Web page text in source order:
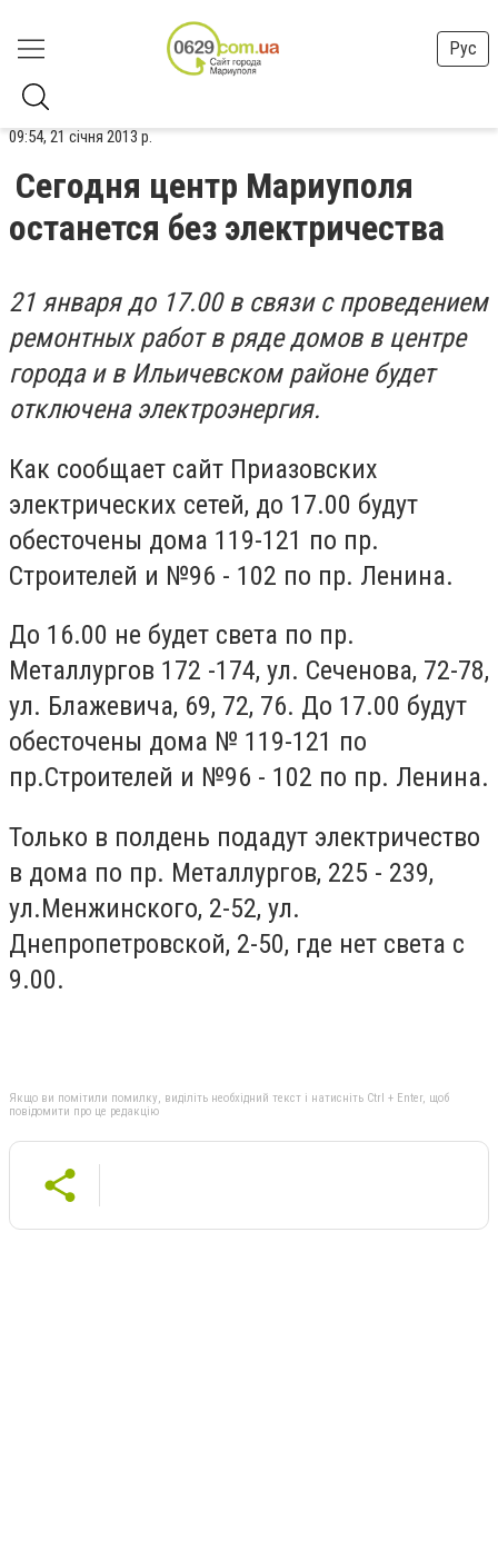
Рус
09:54, 21 січня 2013 р.
Сегодня центр Мариуполя
останется без электричества
21 января до 17.00 в связи с проведением
ремонтных работ в ряде домов в центре
города и в Ильичевском районе будет
отключена электроэнергия.
Как сообщает сайт Приазовских
электрических сетей, до 17.00 будут
обесточены дома 119-121 по пр.
Строителей и №96 - 102 по пр. Ленина.
До 16.00 не будет света по пр.
Металлургов 172 -174, ул. Сеченова, 72-78,
ул. Блажевича, 69, 72, 76. До 17.00 будут
обесточены дома № 119-121 по
пр.Строителей и №96 - 102 по пр. Ленина.
Только в полдень подадут электричество
в дома по пр. Металлургов, 225 - 239,
ул.Менжинского, 2-52, ул.
Днепропетровской, 2-50, где нет света с
9.00.
Якщо ви помітили помилку, виділіть необхідний текст і натисніть Ctrl + Enter, щоб
повідомити про це редакцію